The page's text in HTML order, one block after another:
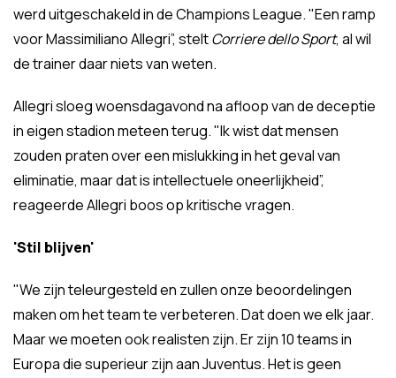
werd uitgeschakeld in de Champions League. "Een ramp
voor Massimiliano Allegri”, steltCorriere dello Sport, al wil
de trainer daar niets van weten.
Allegri sloeg woensdagavond na afloop van de deceptie
in eigen stadion meteen terug. "Ik wist dat mensen
zouden praten over een mislukking in het geval van
eliminatie, maar dat is intellectuele oneerlijkheid”,
reageerde Allegri boos op kritische vragen.
'Stil blijven'
"We zijn teleurgesteld en zullen onze beoordelingen
maken om het team te verbeteren. Dat doen we elk jaar.
Maar we moeten ook realisten zijn. Er zijn 10 teams in
Europa die superieur zijn aan Juventus. Het is geen